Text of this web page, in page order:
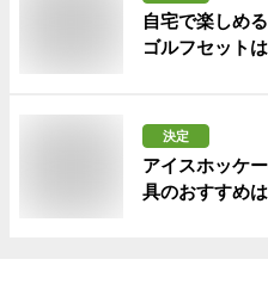
自宅で楽しめ
ゴルフセット
決定
アイスホッケ
具のおすすめ